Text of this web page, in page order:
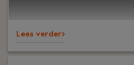
Lees verder>